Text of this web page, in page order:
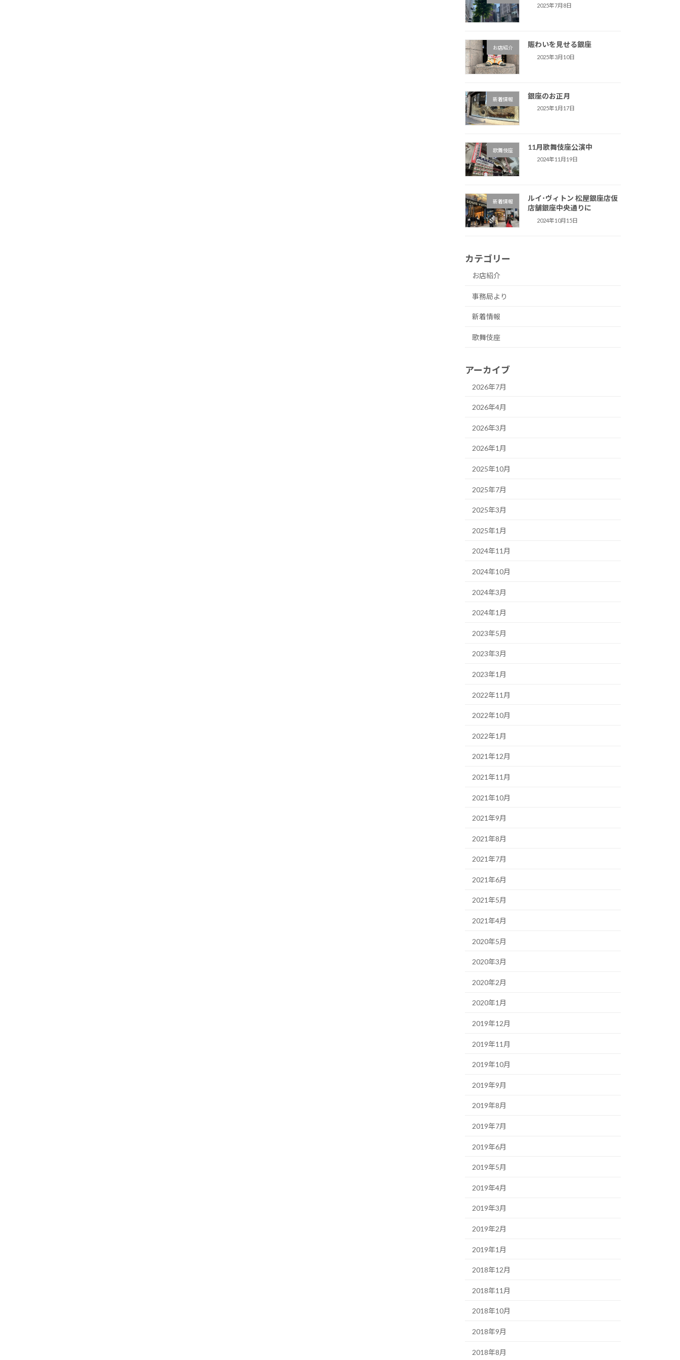
2025年7月8日
お店紹介 賑わいを見せる銀座
2025年3月10日
新着情報 銀座のお正月
2025年1月17日
歌舞伎座 11月歌舞伎座公演中
2024年11月19日
新着情報
ルイ･ヴィトン 松屋銀座店仮
店舗銀座中央通りに
2024年10月15日
カテゴリー
お店紹介
事務局より
新着情報
歌舞伎座
アーカイブ
2026年7月
2026年4月
2026年3月
2026年1月
2025年10月
2025年7月
2025年3月
2025年1月
2024年11月
2024年10月
2024年3月
2024年1月
2023年5月
2023年3月
2023年1月
2022年11月
2022年10月
2022年1月
2021年12月
2021年11月
2021年10月
2021年9月
2021年8月
2021年7月
2021年6月
2021年5月
2021年4月
2020年5月
2020年3月
2020年2月
2020年1月
2019年12月
2019年11月
2019年10月
2019年9月
2019年8月
2019年7月
2019年6月
2019年5月
2019年4月
2019年3月
2019年2月
2019年1月
2018年12月
2018年11月
2018年10月
2018年9月
2018年8月